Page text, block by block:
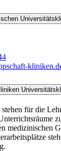
für die
medizinischen